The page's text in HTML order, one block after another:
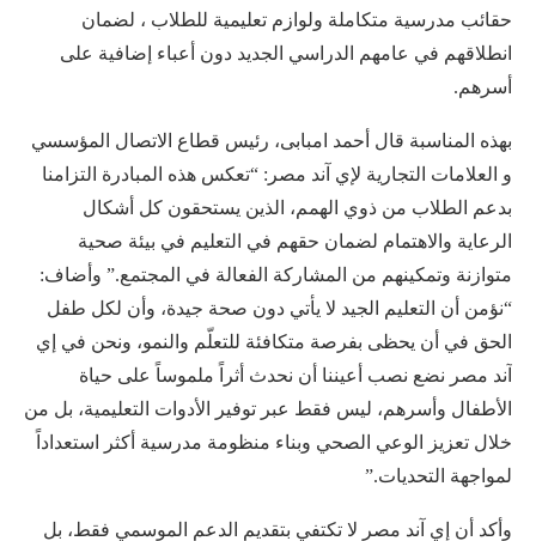
حقائب مدرسية متكاملة ولوازم تعليمية للطلاب ، لضمان
انطلاقهم في عامهم الدراسي الجديد دون أعباء إضافية على
أسرهم.
بهذه المناسبة قال أحمد امبابى، رئيس قطاع الاتصال المؤسسي
و العلامات التجارية لإي آند مصر: “تعكس هذه المبادرة التزامنا
بدعم الطلاب من ذوي الهمم، الذين يستحقون كل أشكال
الرعاية والاهتمام لضمان حقهم في التعليم في بيئة صحية
متوازنة وتمكينهم من المشاركة الفعالة في المجتمع.” وأضاف:
“نؤمن أن التعليم الجيد لا يأتي دون صحة جيدة، وأن لكل طفل
الحق في أن يحظى بفرصة متكافئة للتعلّم والنمو، ونحن في إي
آند مصر نضع نصب أعيننا أن نحدث أثراً ملموساً على حياة
الأطفال وأسرهم، ليس فقط عبر توفير الأدوات التعليمية، بل من
خلال تعزيز الوعي الصحي وبناء منظومة مدرسية أكثر استعداداً
لمواجهة التحديات.”
وأكد أن إي آند مصر لا تكتفي بتقديم الدعم الموسمي فقط، بل